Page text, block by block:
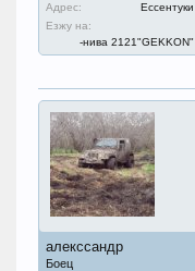
Адрес:
Ессентуки
Езжу на:
-нива 2121"GEKKON"
алекссандр
Боец